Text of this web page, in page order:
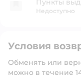
Пункты
Недоступно
Условия
Обменять или
можно в течение